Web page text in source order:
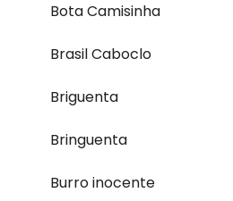
Bota Camisinha
Brasil Caboclo
Briguenta
Bringuenta
Burro inocente